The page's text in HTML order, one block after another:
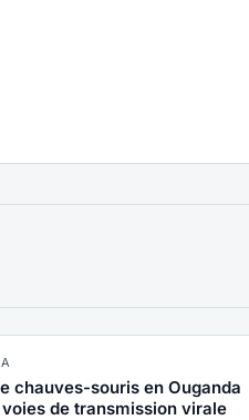
chauves-souris en Ouganda
de transmission virale